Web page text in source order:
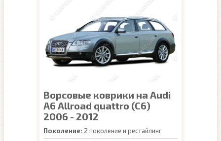
Ворсовые коврики на Audi
A6 Allroad quattro (C6)
2006 - 2012
Поколение: 2 поколение и рестайлинг